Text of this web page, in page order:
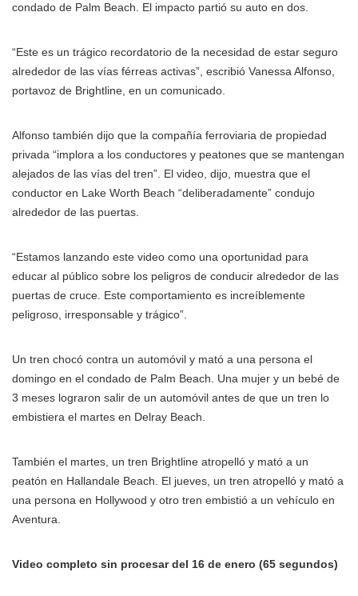
condado de Palm Beach. El impacto partió su auto en dos.
“Este es un trágico recordatorio de la necesidad de estar seguro
alrededor de las vías férreas activas”, escribió Vanessa Alfonso,
portavoz de Brightline, en un comunicado.
Alfonso también dijo que la compañía ferroviaria de propiedad
privada “implora a los conductores y peatones que se mantengan
alejados de las vías del tren”. El video, dijo, muestra que el
conductor en Lake Worth Beach “deliberadamente” condujo
alrededor de las puertas.
“Estamos lanzando este video como una oportunidad para
educar al público sobre los peligros de conducir alrededor de las
puertas de cruce. Este comportamiento es increíblemente
peligroso, irresponsable y trágico”.
Un tren chocó contra un automóvil y mató a una persona el
domingo en el condado de Palm Beach. Una mujer y un bebé de
3 meses lograron salir de un automóvil antes de que un tren lo
embistiera el martes en Delray Beach.
También el martes, un tren Brightline atropelló y mató a un
peatón en Hallandale Beach. El jueves, un tren atropelló y mató a
una persona en Hollywood y otro tren embistió a un vehículo en
Aventura.
Video completo sin procesar del 16 de enero (65 segundos)